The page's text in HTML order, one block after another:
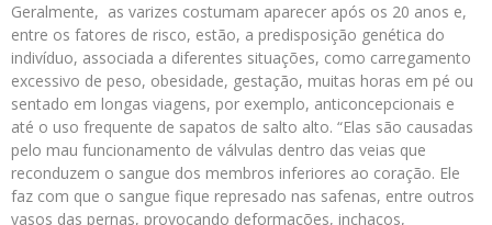
Geralmente, as varizes costumam aparecer após os 20 anos e,
entre os fatores de risco, estão, a predisposição genética do
indivíduo, associada a diferentes situações, como carregamento
excessivo de peso, obesidade, gestação, muitas horas em pé ou
sentado em longas viagens, por exemplo, anticoncepcionais e
até o uso frequente de sapatos de salto alto. “Elas são causadas
pelo mau funcionamento de válvulas dentro das veias que
reconduzem o sangue dos membros inferiores ao coração. Ele
faz com que o sangue fique represado nas safenas, entre outros
vasos das pernas, provocando deformações, inchaços,